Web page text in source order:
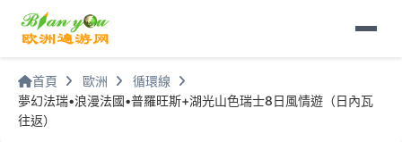
首頁 歐洲
循環線
夢幻法瑞•浪漫法國•普羅旺斯+湖光山色瑞士8日風情遊（日內瓦
往返）